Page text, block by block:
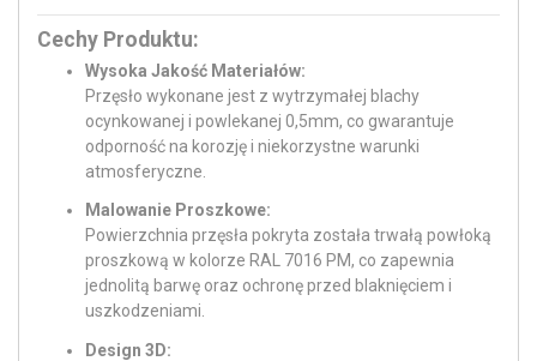
Cechy Produktu:
Wysoka Jakość Materiałów:
Przęsło wykonane jest z wytrzymałej blachy
ocynkowanej i powlekanej 0,5mm, co gwarantuje
odporność na korozję i niekorzystne warunki
atmosferyczne.
Malowanie Proszkowe:
Powierzchnia przęsła pokryta została trwałą powłoką
proszkową w kolorze RAL 7016 PM, co zapewnia
jednolitą barwę oraz ochronę przed blaknięciem i
uszkodzeniami.
Design 3D: